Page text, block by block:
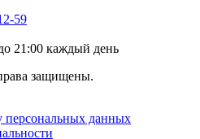
59
21:00 каждый день
защищены.
персональных данных